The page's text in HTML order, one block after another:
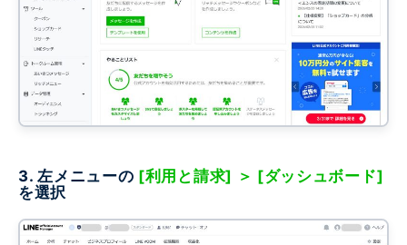
3. 左メニューの [利用と請求] ＞ [ダッシュボード]
を選択